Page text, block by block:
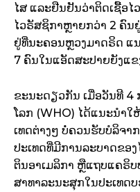
ໄສ ແລະຢືນຢັນວ່າຕິດເຊື້ອ
ໄວຣັສຊິກາຫຼາຍກວ່າ 2 ຄົນ
ຢູ່ທີ່ນະຄອນຫຼວງມາດຣິດ ແ
7 ຄົນໃນແອັດສະປາຍຍັງແ
ຂະນະດຽວກັນ ເມື່ອວັນທີ 4
ໂລກ (WHO) ໄດ້ແນະນໍາ
ເທດຕ່າງໆ ບໍ່ຄວນຮັບບໍລິຈາ
ປະເທດທີ່ມີການລະບາດຂອ
ຕິນອາເມລິກາ ຫຼືແຖບແຄຣິ
ສາທາລະນະສຸກໃນປະເທດ